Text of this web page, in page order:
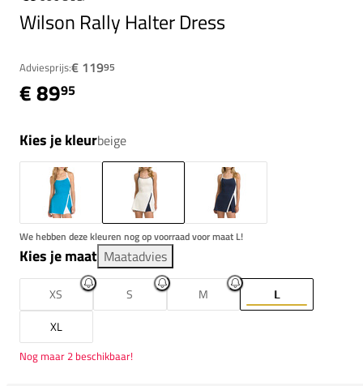
Wilson Rally Halter Dress
Adviesprijs:€ 11995
€ 8995
Kies je kleurbeige
We hebben deze kleuren nog op voorraad voor maat L!
Kies je maat Maatadvies
XS S M
L
XL
Nog maar 2 beschikbaar!